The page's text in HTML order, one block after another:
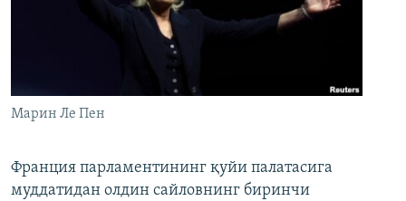
Марин Ле Пен
Франция парламентининг қуйи палатасига
муддатидан олдин сайловнинг биринчи